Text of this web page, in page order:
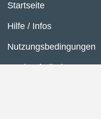
Startseite
Hilfe / Infos
Nutzungsbedingungen
Barrierefreiheit